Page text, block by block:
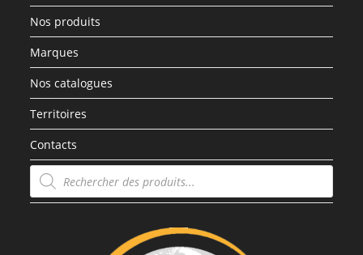
Nos produits
Marques
Nos catalogues
Territoires
Contacts
Recherche
de
produits